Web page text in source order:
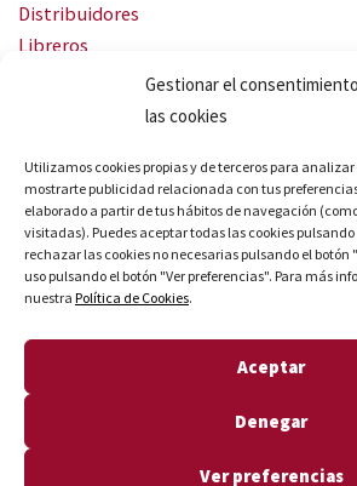
Gestionar el
las cookies
Utilizamos cookies propias y de terceros para
mostrarte publicidad relacionada con tus
elaborado a partir de tus hábitos de navegación
visitadas). Puedes aceptar todas las cookies
rechazar las cookies no necesarias pulsando el botón
uso pulsando el botón "Ver preferencias". Para más
nuestra Política de Cookies.
Aceptar
Denegar
Ver preferencias
Distribuidores
Libreros
Servicio Landingweb
Crea tu audiobook
Aviso legal
Política de cookies
Declaración de